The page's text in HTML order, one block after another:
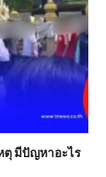
ตุ มีปัญหาอะไร